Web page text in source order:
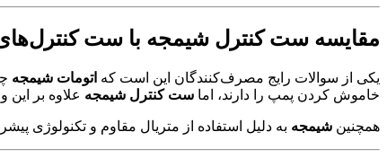
مقایسه ست کنترل شیمجه با ست
یکی از سوالات رایج مصرف‌کنندگان این است که اتومات شیمجه
خاموش کردن پمپ را دارند، اما ست کنترل شیمجه علاوه بر این
همچنین شیمجه به دلیل استفاده از متریال مقاوم و تکنولوژی